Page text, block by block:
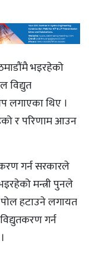
भइरहेको
विद्युत
लगाएका थिए ।
र परिणाम आउन
गर्न सरकारले
मन्त्री पुनले
पोल हटाउने लगायत
गर्न